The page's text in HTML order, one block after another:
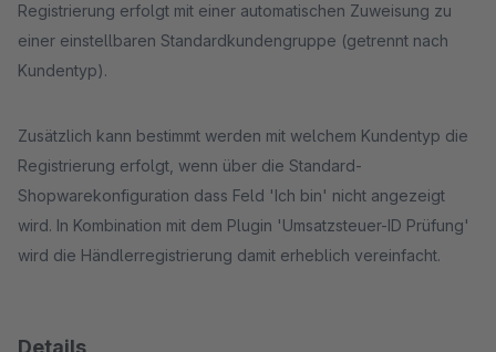
Registrierung erfolgt mit einer automatischen Zuweisung zu
einer einstellbaren Standardkundengruppe (getrennt nach
Kundentyp).
Zusätzlich kann bestimmt werden mit welchem Kundentyp die
Registrierung erfolgt, wenn über die Standard-
Shopwarekonfiguration dass Feld 'Ich bin' nicht angezeigt
wird. In Kombination mit dem Plugin 'Umsatzsteuer-ID Prüfung'
wird die Händlerregistrierung damit erheblich vereinfacht.
Details